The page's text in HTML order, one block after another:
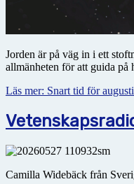
Jorden är på väg in i ett
allmänheten för att guida på
Läs mer: Snart tid för
Camilla Widebäck från